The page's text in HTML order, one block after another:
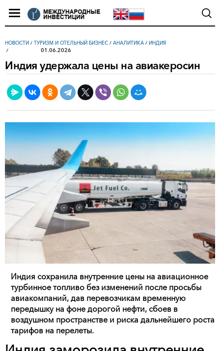
НОВОСТИ / ТУРИЗМ И ОТЕЛЬНЫЙ БИЗНЕС / АНАЛИТИКА / ИНДИЯ
01.06.2026
Индия удержала цены на авиакеросин
Индия сохранила внутренние цены на авиационное
турбинное топливо без изменений после просьбы
авиакомпаний, дав перевозчикам временную
передышку на фоне дорогой нефти, сбоев в
воздушном пространстве и риска дальнейшего роста
тарифов на перелеты.